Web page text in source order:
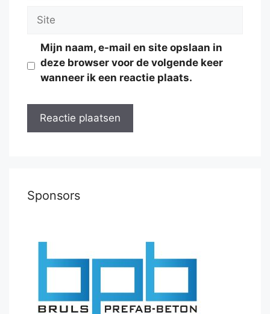
Site
Mijn naam, e-mail en site opslaan in
deze browser voor de volgende keer
wanneer ik een reactie plaats.
Sponsors